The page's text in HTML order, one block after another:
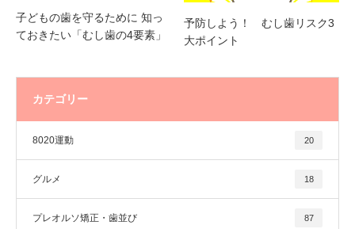
子どもの歯を守るために 知っ
ておきたい「むし歯の4要素」
予防しよう！ むし歯リスク3
大ポイント
カテゴリー
8020運動 20
グルメ 18
プレオルソ矯正・歯並び 87